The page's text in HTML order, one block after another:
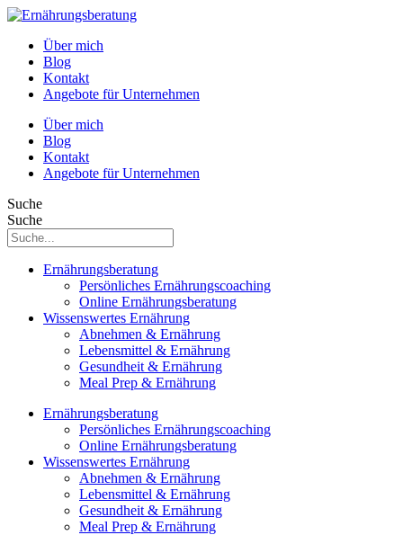
Über mich
Blog
Kontakt
Angebote für Unternehmen
Über mich
Blog
Kontakt
Angebote für Unternehmen
Suche
Suche
Ernährungsberatung
Persönliches Ernährungscoaching
Online Ernährungsberatung
Wissenswertes Ernährung
Abnehmen & Ernährung
Lebensmittel & Ernährung
Gesundheit & Ernährung
Meal Prep & Ernährung
Ernährungsberatung
Persönliches Ernährungscoaching
Online Ernährungsberatung
Wissenswertes Ernährung
Abnehmen & Ernährung
Lebensmittel & Ernährung
Gesundheit & Ernährung
Meal Prep & Ernährung